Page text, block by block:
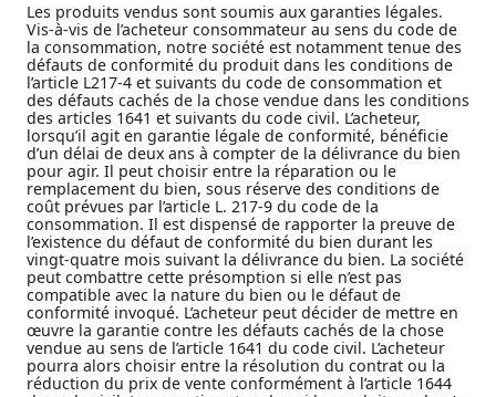
Les produits vendus sont soumis aux garanties légales.
Vis-à-vis de l’acheteur consommateur au sens du code de
la consommation, notre société est notamment tenue des
défauts de conformité du produit dans les conditions de
l’article L217-4 et suivants du code de consommation et
des défauts cachés de la chose vendue dans les conditions
des articles 1641 et suivants du code civil. L’acheteur,
lorsqu’il agit en garantie légale de conformité, bénéficie
d’un délai de deux ans à compter de la délivrance du bien
pour agir. Il peut choisir entre la réparation ou le
remplacement du bien, sous réserve des conditions de
coût prévues par l’article L. 217-9 du code de la
consommation. Il est dispensé de rapporter la preuve de
l’existence du défaut de conformité du bien durant les
vingt-quatre mois suivant la délivrance du bien. La société
peut combattre cette présomption si elle n’est pas
compatible avec la nature du bien ou le défaut de
conformité invoqué. L’acheteur peut décider de mettre en
œuvre la garantie contre les défauts cachés de la chose
vendue au sens de l’article 1641 du code civil. L’acheteur
pourra alors choisir entre la résolution du contrat ou la
réduction du prix de vente conformément à l’article 1644